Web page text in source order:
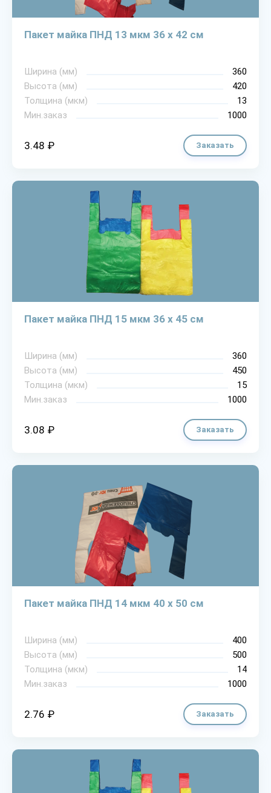
Пакет майка ПНД 13 мкм 36 х 42 см
Ширина (мм)
360
Высота (мм)
420
Толщина (мкм)
13
Мин.заказ
1000
3.48 ₽ Заказать
Пакет майка ПНД 15 мкм 36 х 45 см
Ширина (мм)
360
Высота (мм)
450
Толщина (мкм)
15
Мин.заказ
1000
3.08 ₽ Заказать
Пакет майка ПНД 14 мкм 40 х 50 см
Ширина (мм)
400
Высота (мм)
500
Толщина (мкм)
14
Мин.заказ
1000
2.76 ₽ Заказать